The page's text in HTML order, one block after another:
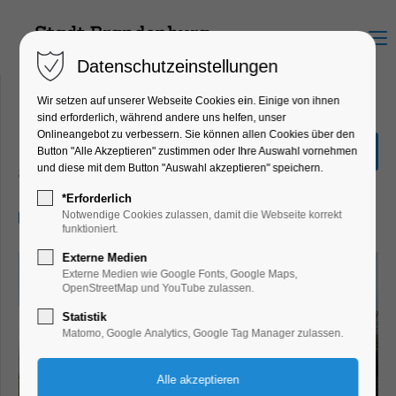
Menu
Stadtrundfahrt
Schiffrundfahrt
05.07.2025, 14:00–16:00
Datenschutzeinstellungen
Wir setzen auf unserer Webseite Cookies ein. Einige von ihnen
sind erforderlich, während andere uns helfen, unser
Onlineangebot zu verbessern. Sie können allen Cookies über den
Button "Alle Akzeptieren" zustimmen oder Ihre Auswahl vornehmen
und diese mit dem Button "Auswahl akzeptieren" speichern.
*Erforderlich
Notwendige Cookies zulassen, damit die Webseite korrekt
funktioniert.
Externe Medien
Externe Medien wie Google Fonts, Google Maps,
OpenStreetMap und YouTube zulassen.
Statistik
Matomo, Google Analytics, Google Tag Manager zulassen.